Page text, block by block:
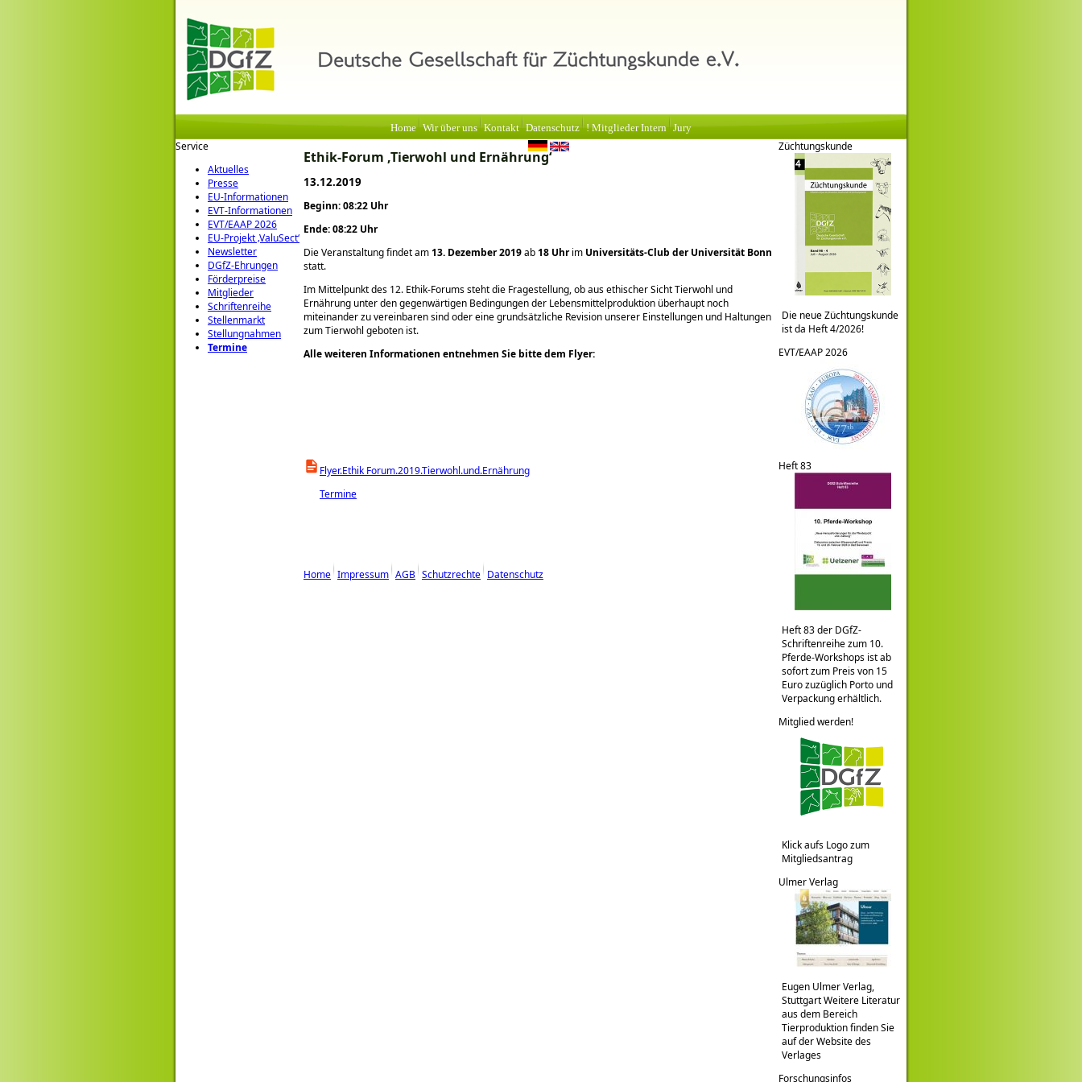
Home Wir über uns Kontakt Datenschutz ! Mitglieder Intern Jury
Service
Aktuelles
Presse
EU-Informationen
EVT-Informationen
EVT/EAAP 2026
EU-Projekt ‚ValuSect‘
Newsletter
DGfZ-Ehrungen
Förderpreise
Mitglieder
Schriftenreihe
Stellenmarkt
Stellungnahmen
Termine
Ethik-Forum ‚Tierwohl und Ernährung‘
13.12.2019
Beginn: 08:22 Uhr
Ende: 08:22 Uhr
Die Veranstaltung findet am13. Dezember 2019ab18 Uhrim Universitäts-Club der Universität Bonn
statt.
Im Mittelpunkt des 12. Ethik-Forums steht die Fragestellung, ob aus ethischer Sicht Tierwohl und
Ernährung unter den gegenwärtigen Bedingungen der Lebensmittelproduktion überhaupt noch
miteinander zu vereinbaren sind oder eine grundsätzliche Revision unserer Einstellungen und Haltungen
zum Tierwohl geboten ist.
Alle weiteren Informationen entnehmen Sie bitte dem Flyer:
Flyer.Ethik Forum.2019.Tierwohl.und.Ernährung
Termine
Home Impressum AGB Schutzrechte Datenschutz
Züchtungskunde
Die neue Züchtungskunde
ist da Heft 4/2026!
EVT/EAAP 2026
Heft 83
Heft 83 der DGfZ-
Schriftenreihe zum 10.
Pferde-Workshops ist ab
sofort zum Preis von 15
Euro zuzüglich Porto und
Verpackung erhältlich.
Mitglied werden!
Klick aufs Logo zum
Mitgliedsantrag
Ulmer Verlag
Eugen Ulmer Verlag,
Stuttgart Weitere Literatur
aus dem Bereich
Tierproduktion finden Sie
auf der Website des
Verlages
Forschungsinfos